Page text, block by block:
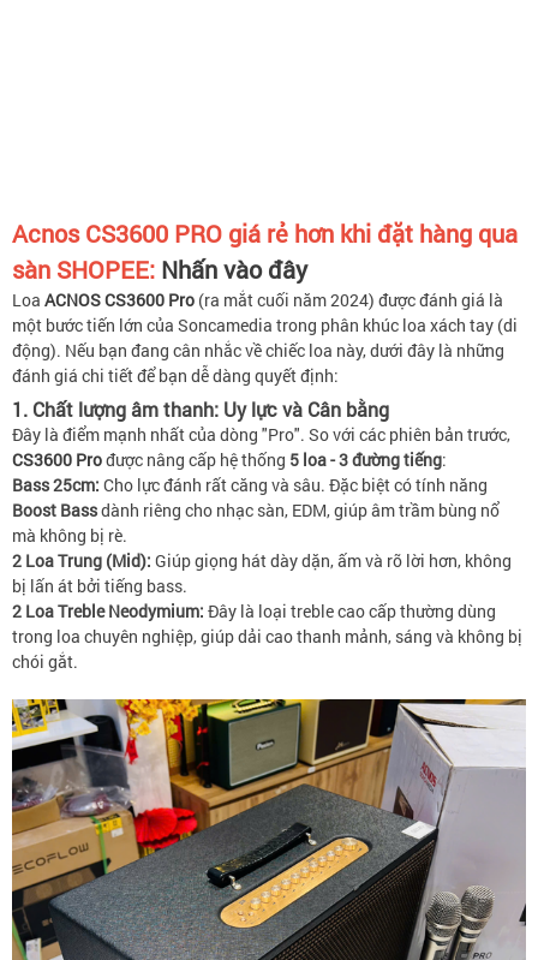
Acnos CS3600 PRO giá rẻ hơn khi đặt hàng qua
sàn SHOPEE: Nhấn vào đây
Loa ACNOS CS3600 Pro (ra mắt cuối năm 2024) được đánh giá là
một bước tiến lớn của Soncamedia trong phân khúc loa xách tay (di
động). Nếu bạn đang cân nhắc về chiếc loa này, dưới đây là những
đánh giá chi tiết để bạn dễ dàng quyết định:
1. Chất lượng âm thanh: Uy lực và Cân bằng
Đây là điểm mạnh nhất của dòng "Pro". So với các phiên bản trước,
CS3600 Prođược nâng cấp hệ thống 5 loa - 3 đường tiếng:
Bass 25cm: Cho lực đánh rất căng và sâu. Đặc biệt có tính năng
Boost Bassdành riêng cho nhạc sàn, EDM, giúp âm trầm bùng nổ
mà không bị rè.
2 Loa Trung (Mid): Giúp giọng hát dày dặn, ấm và rõ lời hơn, không
bị lấn át bởi tiếng bass.
2 Loa Treble Neodymium: Đây là loại treble cao cấp thường dùng
trong loa chuyên nghiệp, giúp dải cao thanh mảnh, sáng và không bị
chói gắt.